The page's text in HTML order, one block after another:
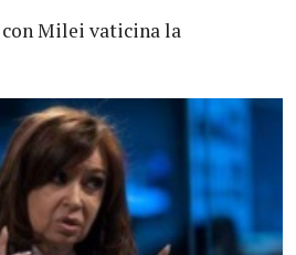
con Milei vaticina la